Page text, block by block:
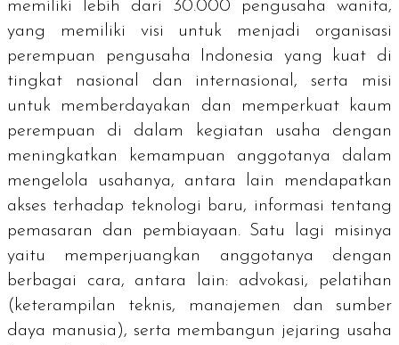
memiliki lebih dari 30.000 pengusaha wanita,
yang memiliki visi untuk menjadi organisasi
perempuan pengusaha Indonesia yang kuat di
tingkat nasional dan internasional, serta misi
untuk memberdayakan dan memperkuat kaum
perempuan di dalam kegiatan usaha dengan
meningkatkan kemampuan anggotanya dalam
mengelola usahanya, antara lain mendapatkan
akses terhadap teknologi baru, informasi tentang
pemasaran dan pembiayaan. Satu lagi misinya
yaitu memperjuangkan anggotanya dengan
berbagai cara, antara lain: advokasi, pelatihan
(keterampilan teknis, manajemen dan sumber
daya manusia), serta membangun jejaring usaha